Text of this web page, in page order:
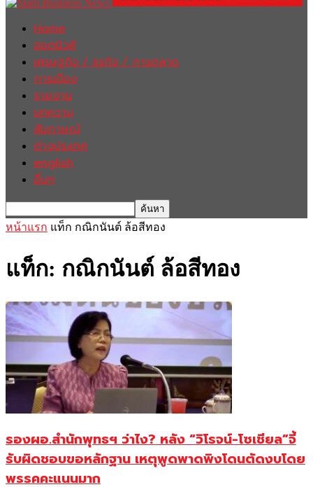
Home
ฮอตนิวส์
เศรษฐกิจ / ธุรกิจ / การตลาด
การเมือง
รายงาน
บทความ
สัมภาษณ์
ต่างประเทศ
english
อื่นๆ
หน้าแรก แท็ก กณิกนันต์​ ล้อสีทอง​
แท็ก: กณิกนันต์​ ล้อสีทอง​
รองผอ.สำนักพุทธฯ ว่าไง? หลัง “วิโรจน์-โซเชียล”จี้
รับผิดชอบขอหลักฐาน เหตุพูดพาดพิงโดนตัดงบโดย
พรรคคะแนนมาก